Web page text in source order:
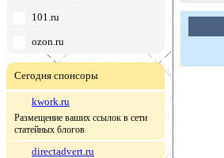
101.ru
ozon.ru
Сегодня спонсоры
kwork.ru
Размещение ваших ссылок в сети
статейных блогов
directadvert.ru